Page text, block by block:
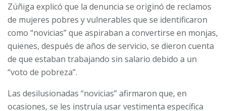
Zúñiga explicó que la denuncia se originó de reclamos
de mujeres pobres y vulnerables que se identificaron
como “novicias” que aspiraban a convertirse en monjas,
quienes, después de años de servicio, se dieron cuenta
de que estaban trabajando sin salario debido a un
“voto de pobreza”.
Las desilusionadas “novicias” afirmaron que, en
ocasiones, se les instruía usar vestimenta específica